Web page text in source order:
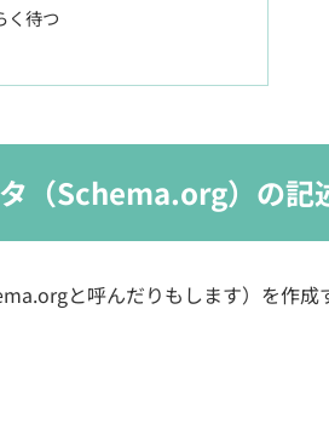
く待つ
（Schema.org）の記
と呼んだりもします）を作成